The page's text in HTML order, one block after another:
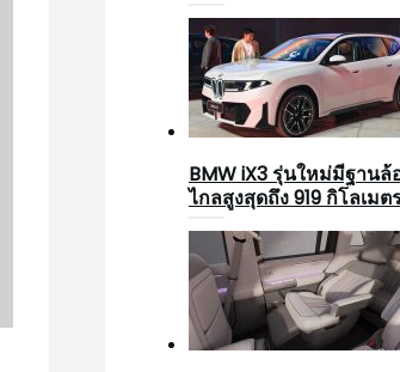
BMW iX3 รุ่นใหม่มีฐานล้
ไกลสูงสุดถึง 919 กิโลเมต